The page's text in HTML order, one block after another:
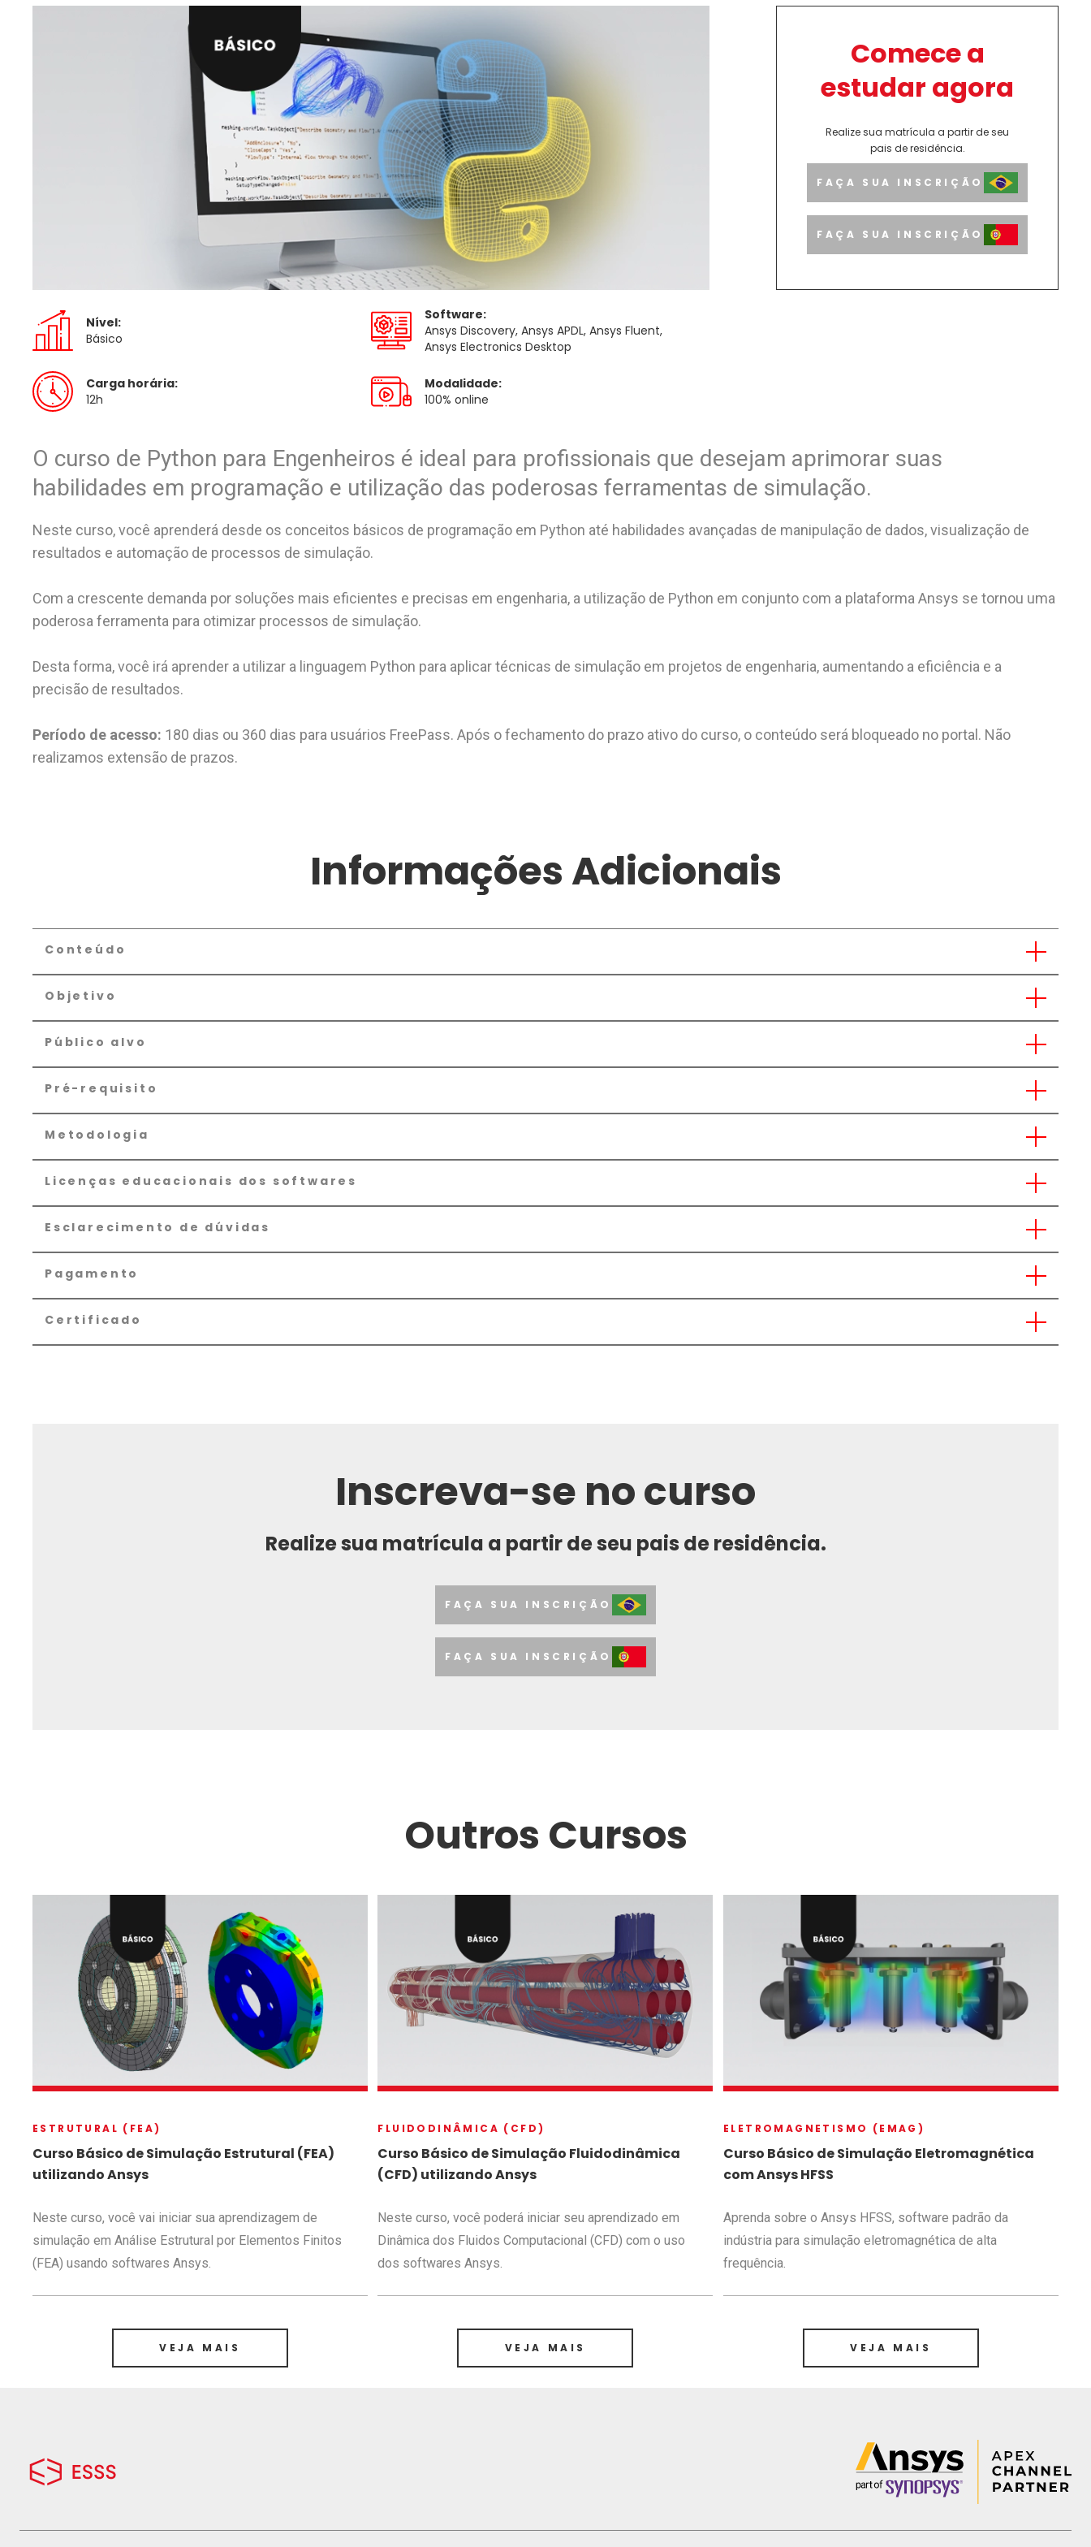
Nível:
Básico
Software:
Ansys Discovery, Ansys APDL, Ansys Fluent,
Ansys Electronics Desktop
Carga horária:
12h
Modalidade:
100% online
Comece a
estudar agora
Realize sua matrícula a partir de seu
pais de residência.
FAÇA SUA INSCRIÇÃO
FAÇA SUA INSCRIÇÃO
O curso de Python para Engenheiros é ideal para profissionais que desejam aprimorar suas
habilidades em programação e utilização das poderosas ferramentas de simulação.
Neste curso, você aprenderá desde os conceitos básicos de programação em Python até habilidades avançadas de manipulação de dados, visualização de
resultados e automação de processos de simulação.
Com a crescente demanda por soluções mais eficientes e precisas em engenharia, a utilização de Python em conjunto com a plataforma Ansys se tornou uma
poderosa ferramenta para otimizar processos de simulação.
Desta forma, você irá aprender a utilizar a linguagem Python para aplicar técnicas de simulação em projetos de engenharia, aumentando a eficiência e a
precisão de resultados.
Período de acesso: 180 dias ou 360 dias para usuários FreePass. Após o fechamento do prazo ativo do curso, o conteúdo será bloqueado no portal. Não
realizamos extensão de prazos.
Informações Adicionais
Conteúdo
Objetivo
Público alvo
Pré-requisito
Metodologia
Licenças educacionais dos softwares
Esclarecimento de dúvidas
Pagamento
Certificado
Inscreva-se no curso
Realize sua matrícula a partir de seu pais de residência.
FAÇA SUA INSCRIÇÃO
FAÇA SUA INSCRIÇÃO
Outros Cursos
ESTRUTURAL (FEA)
Curso Básico de Simulação Estrutural (FEA)
utilizando Ansys
Neste curso, você vai iniciar sua aprendizagem de
simulação em Análise Estrutural por Elementos Finitos
(FEA) usando softwares Ansys.
VEJA MAIS
FLUIDODINÂMICA (CFD)
Curso Básico de Simulação Fluidodinâmica
(CFD) utilizando Ansys
Neste curso, você poderá iniciar seu aprendizado em
Dinâmica dos Fluidos Computacional (CFD) com o uso
dos softwares Ansys.
VEJA MAIS
ELETROMAGNETISMO (EMAG)
Curso Básico de Simulação Eletromagnética
com Ansys HFSS
Aprenda sobre o Ansys HFSS, software padrão da
indústria para simulação eletromagnética de alta
frequência.
VEJA MAIS